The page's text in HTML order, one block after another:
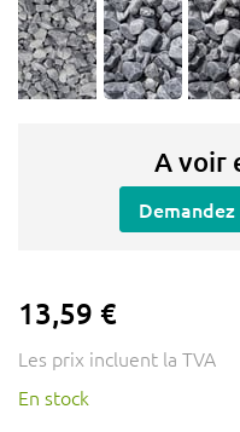
A voir
13,59 €
Les prix incluent la TVA
En stock